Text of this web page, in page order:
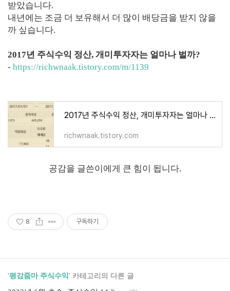
받았습니다.
내년에는 조금 더 보유해서 더 많이 배당금을 받지 않을
까 싶습니다.
2017년 주식수익 정산, 개미투자자는 얼마나 벌까?
- https://richwnaak.tistory.com/m/1139
2017년 주식수익 정산, 개미투자자는 얼마나 벌까?
richwnaak.tistory.com
공감을 글쓴이에게 큰 힘이 됩니다.
8 구독하기
'평강줌마 주식수익' 카테고리의 다른 글